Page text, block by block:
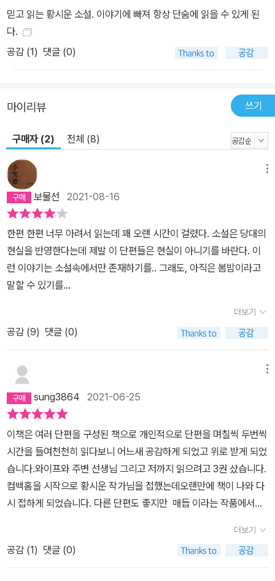
오는 시간이었는데도 거리는 사람들로 넘쳐났다. 그 틈에 끼어서 꽃
잎이 분분히 날리는 밤거리를 떠밀리듯 걸었다. 포근해진 밤공기에
퍼지기도 했다. (…) 집까지는 천천히 걸어도 삼십 분이면 도착할 수
버’린 현실을 인지하며 한없이 서글퍼지는 순간에 뒤이어, 그래도 ‘아
힘이 있기에, 작가는 ‘끝내 살아남’아 글을 썼고, 우리도 끝내 살아남
아 이 글들을 읽게 된 것이지 않을까. “어느 한 시절의 내가 그랬듯 생
을 놓아버리고 싶을 만큼 좌절한 누군가에게 내 이야기가 조금이라도
도움이 된다면, 쓰고 또 쓸 준비가 되어 있다. 다른 이들보다 느릴지언
정 멈추지는 않을 것이다”라는 작가의 말을 들을 수 있어서 다행이다.
앞으로도 놓지 않고 써내려갈 작가의 소설들을 기대해보며, ‘그래도,
아직은 봄밤’이라고 나지막이 소리를 내어본다.
믿고 읽는 황시운 소설. 이야기에 빠져 항상 단숨에 읽을 수 있게 된
다.
공감 (1) 댓글 (0)
마이리뷰 쓰기
구매자 (2) 전체 (8)
보물선 2021-08-16
한편 한편 너무 아려서 읽는데 꽤 오랜 시간이 걸렸다. 소설은 당대의
현실을 반영한다는데 제발 이 단편들은 현실이 아니기를 바란다. 이
런 이야기는 소설속에서만 존재하기를.. 그래도, 아직은 봄밤이라고
말할 수 있기를...
더보기
공감 (9) 댓글 (0)
sung3864 2021-06-25
이책은 여러 단편을 구성된 책으로 개인적으로 단편을 며칠씩 두번씩
시간을 들여천천히 읽다보니 어느새 공감하게 되었고 위로 받게 되었
습니다.와이프와 주변 선생님 그리고 저까지 읽으려고 3권 샀습니다.
컴백홈을 시작으로 황시운 작가님을 접했는데오랜만에 책이 나와 다
시 접하게 되었습니다. 다른 단편도 좋지만 매듭 이라는 작품에서더
모르겠지만읽다보니 저는 그렇게 느껴졌네요 고통을 이겨내기 위해
서 몸부림치는 주인공의 남편과옆에서 남편을 지켜보며 함께 고통받
는 주인공의 삶을 들여다보면서그대로, 아직은 봄밤 이라는 책의 제
더보기
공감 (1) 댓글 (0)